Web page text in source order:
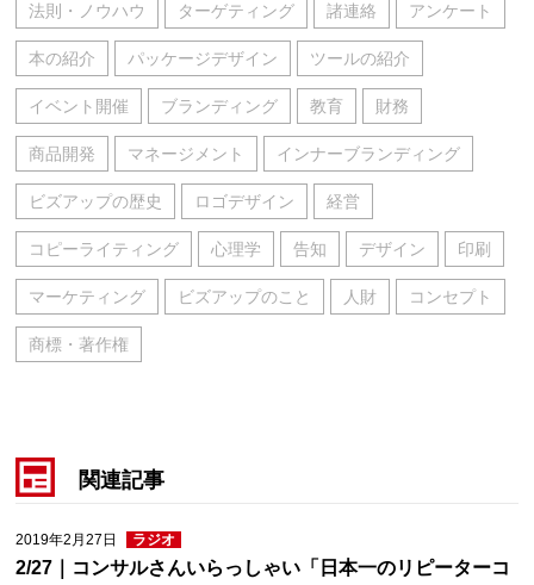
法則・ノウハウ ターゲティング 諸連絡 アンケート
本の紹介 パッケージデザイン ツールの紹介
イベント開催 ブランディング 教育 財務
商品開発 マネージメント インナーブランディング
ビズアップの歴史 ロゴデザイン 経営
コピーライティング 心理学 告知 デザイン 印刷
マーケティング ビズアップのこと 人財 コンセプト
商標・著作権
関連記事
2019年2月27日 ラジオ
2/27｜コンサルさんいらっしゃい「日本一のリピーターコ